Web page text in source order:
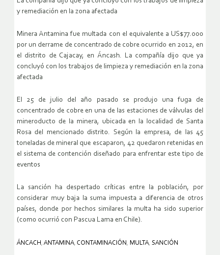
y remediación en la zona afectada
Minera Antamina fue multada con el equivalente a US$77.000
por un derrame de concentrado de cobre ocurrido en 2012, en
el distrito de Cajacay, en Áncash. La compañía dijo que ya
concluyó con los trabajos de limpieza y remediación en la zona
afectada
El 25 de julio del año pasado se produjo una fuga de
concentrado de cobre en una de las estaciones de válvulas del
mineroducto de la minera, ubicada en la localidad de Santa
Rosa del mencionado distrito. Según la empresa, de las 45
toneladas de mineral que escaparon, 42 quedaron retenidas en
el sistema de contención diseñado para enfrentar este tipo de
eventos
La sanción ha despertado críticas entre la población, por
considerar muy baja la suma impuesta a diferencia de otros
países, donde por hechos similares la multa ha sido superior
(como ocurrió con Pascua Lama en Chile).
ÁNCACH , ANTAMINA, CONTAMINACIÓN , MULTA, SANCIÓN